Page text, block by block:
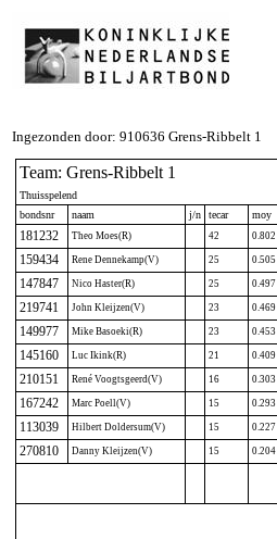
Ingezonden door: 910636 Grens-Ribbelt 1
Team: Grens-Ribbelt 1
Thuisspelend
bondsnr
naam j/n tecar moy
181232 Theo Moes(R) 42 0.802
159434 Rene Dennekamp(V) 25 0.505
147847 Nico Haster(R) 25 0.497
219741 John Kleijzen(V) 23 0.469
149977 Mike Basoeki(R) 23 0.453
145160 Luc Ikink(R) 21 0.409
210151 René Voogtsgeerd(V) 16 0.303
167242 Marc Poell(V) 15 0.293
113039 Hilbert Doldersum(V) 15 0.227
270810 Danny Kleijzen(V) 15 0.204